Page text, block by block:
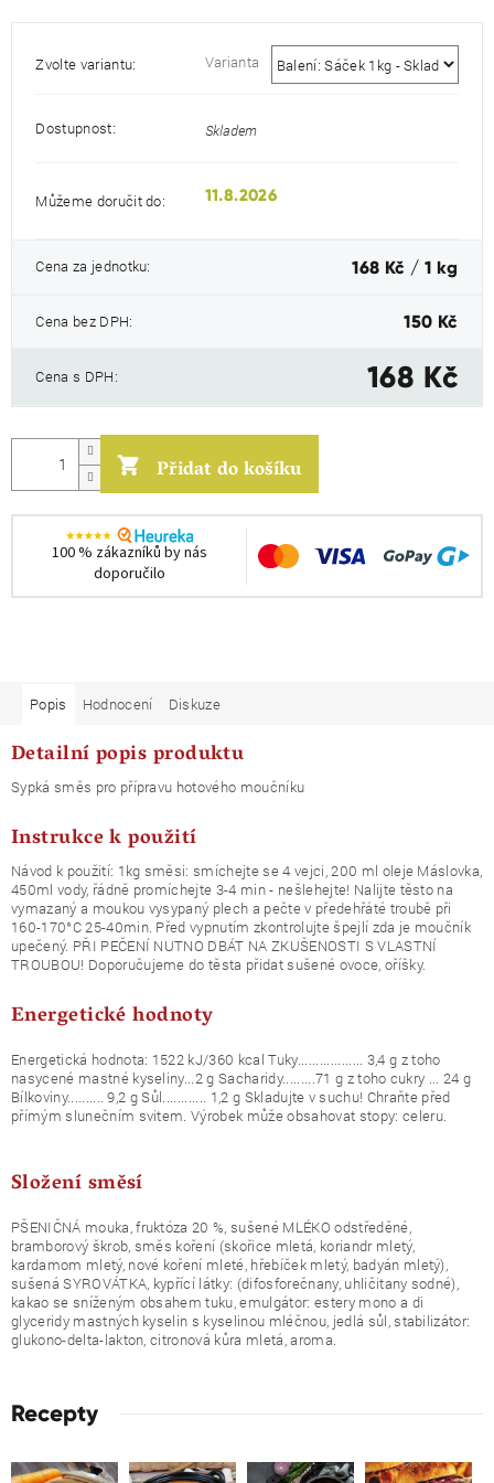
Zvolte variantu: Varianta
Dostupnost: Skladem
Můžeme doručit do: 11.8.2026
Cena za jednotku:
Měrná
168 Kč / 1 kg
Cena bez DPH: 150 Kč
Cena s DPH: 168 Kč
Přidat do košíku
100 % zákazníků by nás
doporučilo
Popis Hodnocení Diskuze
Detailní popis produktu
Sypká směs pro přípravu hotového moučníku
Instrukce k použití
Návod k použití: 1kg směsi: smíchejte se 4 vejci, 200 ml oleje Máslovka,
450ml vody, řádně promíchejte 3-4 min - nešlehejte! Nalijte těsto na
vymazaný a moukou vysypaný plech a pečte v předehřáté troubě při
160-170°C 25-40min. Před vypnutím zkontrolujte špejlí zda je moučník
upečený. PŘI PEČENÍ NUTNO DBÁT NA ZKUŠENOSTI S VLASTNÍ
TROUBOU! Doporučujeme do těsta přidat sušené ovoce, oříšky.
Energetické hodnoty
Energetická hodnota: 1522 kJ/360 kcal Tuky.................. 3,4 g z toho
nasycené mastné kyseliny...2 g Sacharidy.........71 g z toho cukry ... 24 g
Bílkoviny.......... 9,2 g Sůl............ 1,2 g Skladujte v suchu! Chraňte před
přímým slunečním svitem. Výrobek může obsahovat stopy: celeru.
Složení směsí
PŠENIČNÁ mouka, fruktóza 20 %, sušené MLÉKO odstředěné,
bramborový škrob, směs koření (skořice mletá, koriandr mletý,
kardamom mletý, nové koření mleté, hřebíček mletý, badyán mletý),
sušená SYROVÁTKA, kypřící látky: (difosforečnany, uhličitany sodné),
kakao se sníženým obsahem tuku, emulgátor: estery mono a di
glyceridy mastných kyselin s kyselinou mléčnou, jedlá sůl, stabilizátor:
glukono-delta-lakton, citronová kůra mletá, aroma.
Recepty